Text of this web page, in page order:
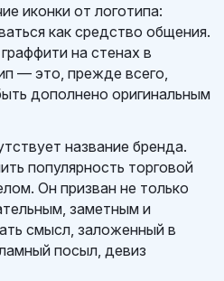
иконки от логотипа:
как средство общения.
на стенах в
— это, прежде всего,
дополнено оригинальным
название бренда.
популярность торговой
Он призван не только
заметным и
смысл, заложенный в
посыл, девиз